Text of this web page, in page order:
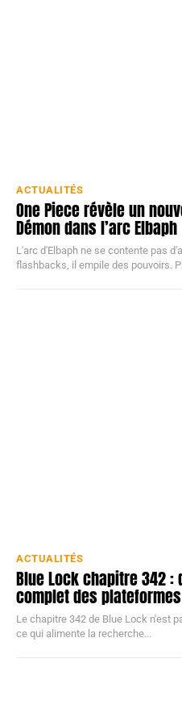
ACTUALITÉS
One Piece révèle un
Démon dans l’arc Elbaph
L'arc d'Elbaph ne se contente pas
ACTUALITÉS
Blue Lock chapitre 342
complet des plateformes
Le chapitre 342 de Blue Lock n'est
ce qui alimente la recherche...